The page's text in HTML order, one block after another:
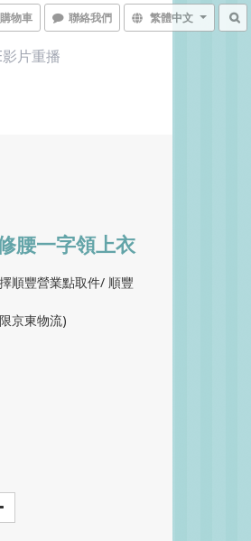
購物車 聯絡我們 繁體中文
片重播
腰一字領上衣
順豐營業點取件/ 順豐
京東物流)